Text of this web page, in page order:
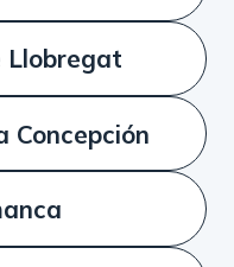
Llobregat
Concepción